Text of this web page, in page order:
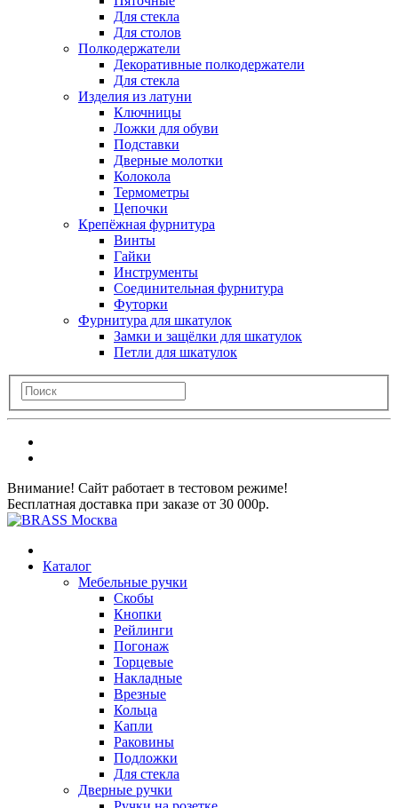
Для стекла
Для столов
Полкодержатели
Декоративные полкодержатели
Для стекла
Изделия из латуни
Ключницы
Ложки для обуви
Подставки
Дверные молотки
Колокола
Термометры
Цепочки
Крепёжная фурнитура
Винты
Гайки
Инструменты
Соединительная фурнитура
Футорки
Фурнитура для шкатулок
Замки и защёлки для шкатулок
Петли для шкатулок
Внимание! Сайт работает в тестовом режиме!
Бесплатная доставка при заказе от 30 000р.
Каталог
Мебельные ручки
Скобы
Кнопки
Рейлинги
Погонаж
Торцевые
Накладные
Врезные
Кольца
Капли
Раковины
Подложки
Для стекла
Дверные ручки